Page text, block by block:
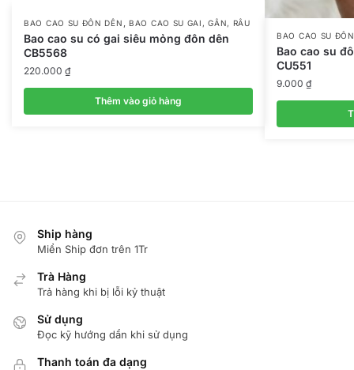
BAO CAO SU ĐÔN DÊN ,BAO CAO SU GAI, GÂN, RÂU
Bao cao su có gai siêu mỏng đôn dên
CB5568
220.000 ₫
Thêm vào giỏ hàng
BAO CAO SU
Bao cao su
CU551
9.000 ₫
Ship hàng
Miển Ship đơn trên 1Tr
Trà Hàng
Trả hàng khi bị lỗi kỷ thuật
Sử dụng
Đọc kỹ hướng dẩn khi sử dụng
Thanh toán đa dạng